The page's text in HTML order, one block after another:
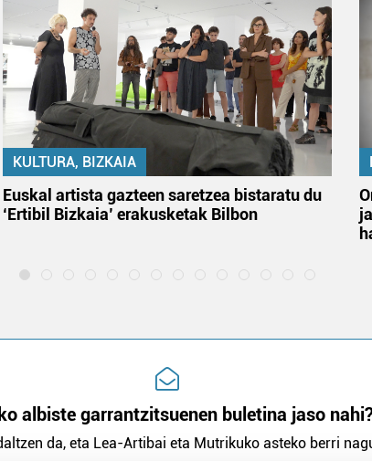
KULTURA, BIZKAIA
Euskal artista gazteen saretzea bistaratu du
‘Ertibil Bizkaia’ erakusketak Bilbon
albiste garrantzitsuenen buletina jaso
da, eta Lea-Artibai eta Mutrikuko asteko berri